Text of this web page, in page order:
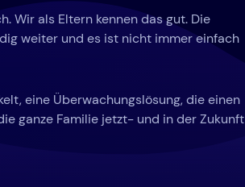
Wir als Eltern kennen das gut. Die
weiter und es ist nicht immer einfach
eine Überwachungslösung, die einen
ganze Familie jetzt- und in der Zukunft